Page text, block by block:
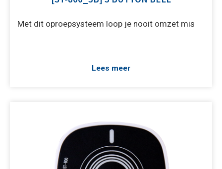
Met dit oproepsysteem loop je nooit omzet mis
Lees meer